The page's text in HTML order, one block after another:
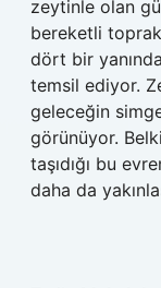
zeytinle olan
bereketli
dört bir
temsil ediyor.
geleceğin
görünüyor.
taşıdığı bu
daha da